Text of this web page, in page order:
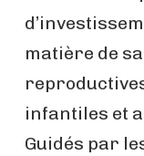
matière de
infantiles et
Guidés par